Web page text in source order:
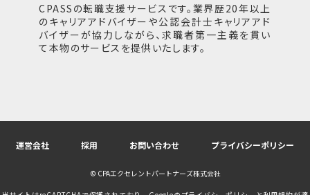
CPASSの転職支援サービスです。業界歴20年以上
のキャリアアドバイザーや公認会計士キャリアアド
バイザーが協力しながら、求職者第一主義を貫い
て本物のサービスを提供いたします。
運営会社 採用 お問い合わせ プライバシーポリシー
© CPAエクセレントパートナーズ株式会社